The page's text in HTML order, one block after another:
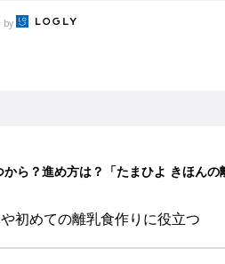
・育児にかかる費用やもらえる補助
解説
14時が危ない！親のNG行動も危険を